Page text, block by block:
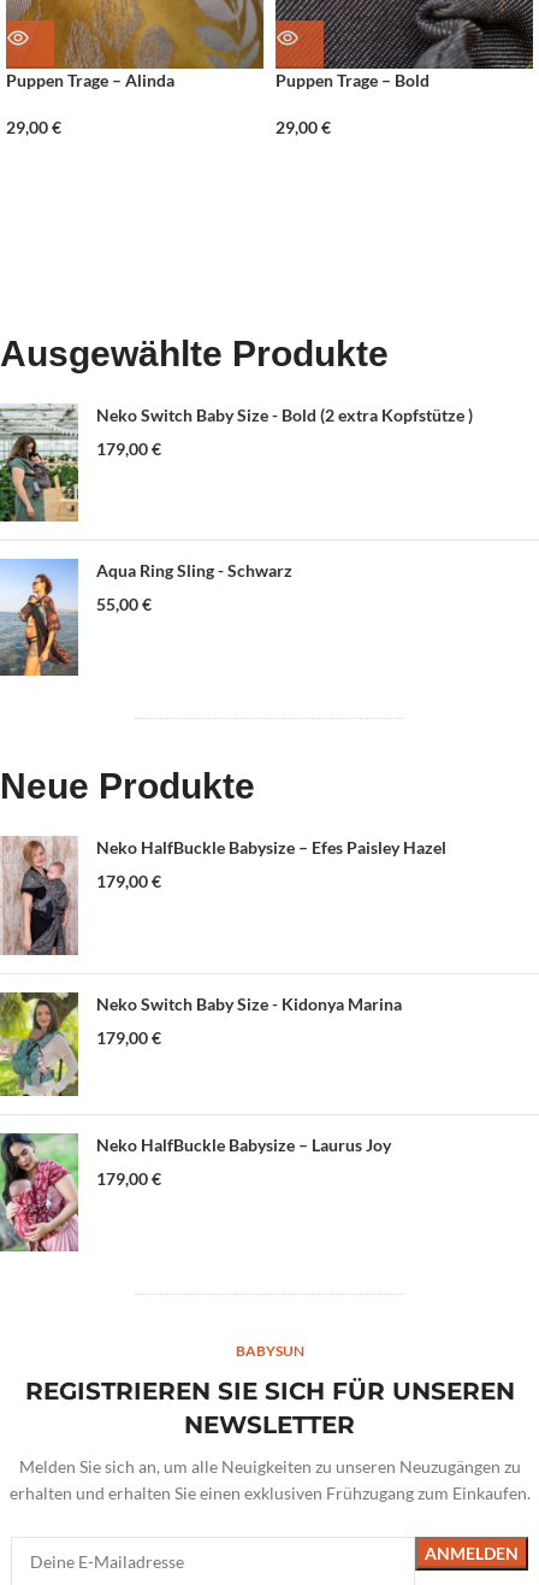
Puppen Trage – Alinda
29,00€
Puppen Trage – Bold
29,00€
Ausgewählte Produkte
Neko Switch Baby Size - Bold (2 extra Kopfstütze )
179,00€
Aqua Ring Sling - Schwarz
55,00€
Neue Produkte
Neko HalfBuckle Babysize – Efes Paisley Hazel
179,00€
Neko Switch Baby Size - Kidonya Marina
179,00€
Neko HalfBuckle Babysize – Laurus Joy
179,00€
BABYSUN
REGISTRIEREN SIE SICH FÜR UNSEREN
NEWSLETTER
Melden Sie sich an, um alle Neuigkeiten zu unseren Neuzugängen zu
erhalten und erhalten Sie einen exklusiven Frühzugang zum Einkaufen.